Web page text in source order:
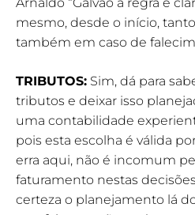
mesmo, desde o início,
também em caso de
TRIBUTOS: Sim, dá para
tributos e deixar isso
uma contabilidade
pois esta escolha é válida
erra aqui, não é incomum
faturamento nestas
certeza o planejamento lá